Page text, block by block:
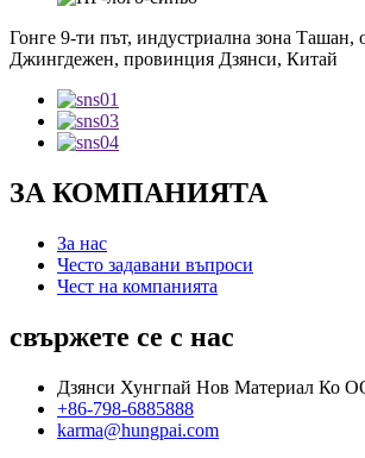
Гонге 9-ти път, индустриална зона Ташан,
Джингдежен, провинция Дзянси, Китай
ЗА КОМПАНИЯТА
За нас
Често задавани въпроси
Чест на компанията
свържете се с нас
Дзянси Хунгпай Нов Материал Ко
+86-798-6885888
karma@hungpai.com